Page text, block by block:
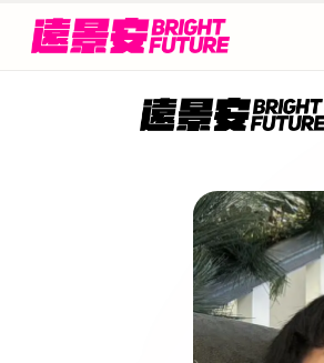
26+ 個目的地
加拿大 BFE 升學旗艦
美國 🌐 中南美洲
阿根廷 🇧🇷巴西